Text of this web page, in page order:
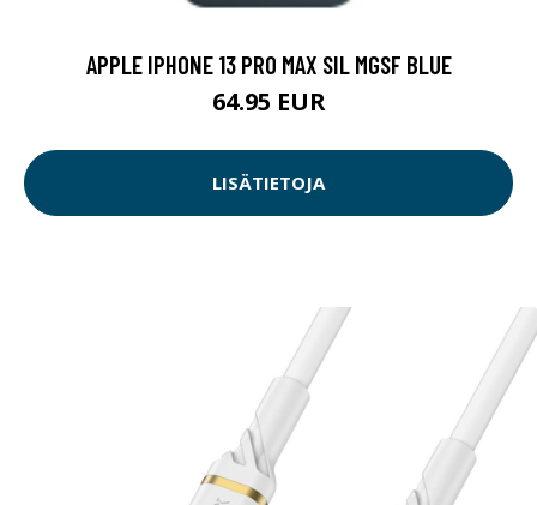
APPLE IPHONE 13 PRO MAX SIL MGSF BLUE
64.95 EUR
LISÄTIETOJA